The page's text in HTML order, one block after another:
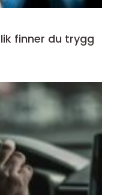
finner du trygg